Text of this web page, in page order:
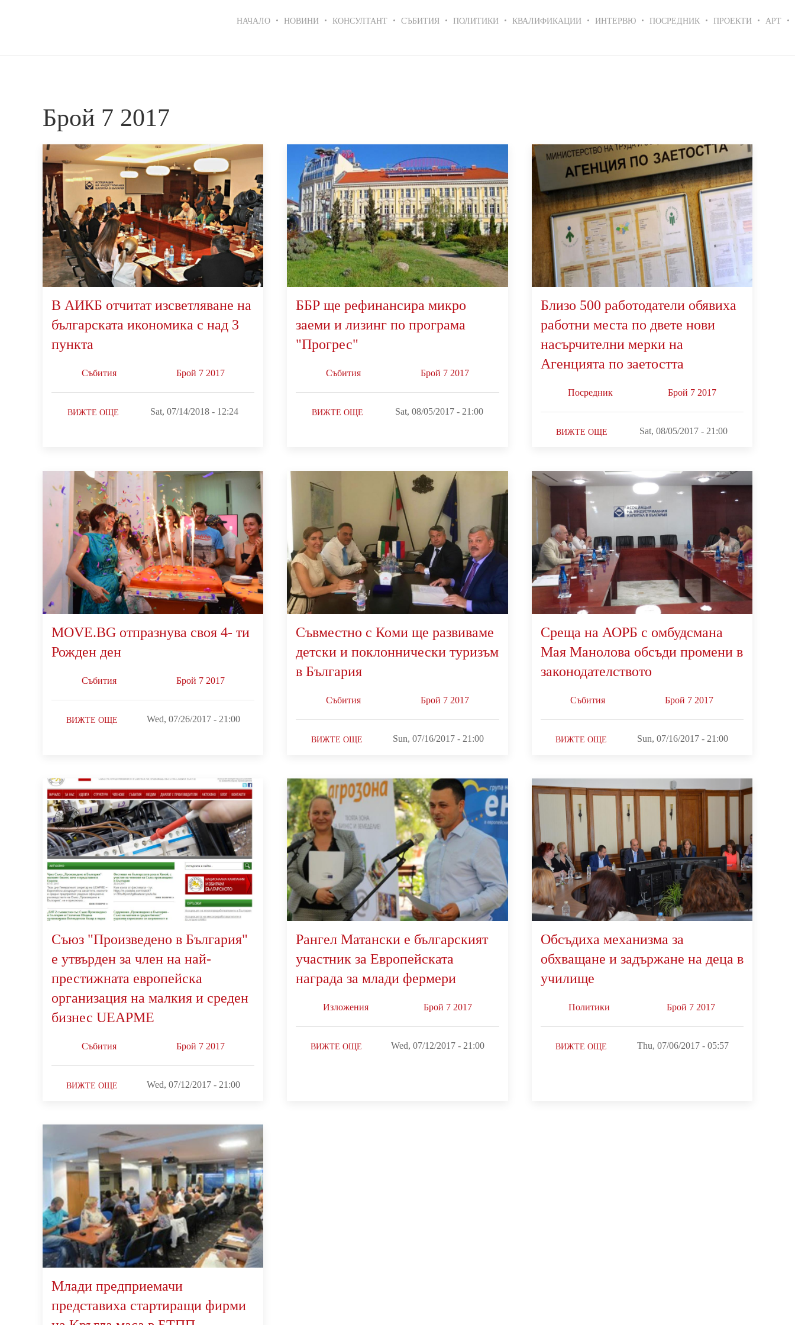
navigation
НАЧАЛО НОВИНИ КОНСУЛТАНТ СЪБИТИЯ ПОЛИТИКИ КВАЛИФИКАЦИИ ИНТЕРВЮ ПОСРЕДНИК ПРОЕКТИ АРТ
Брой 7 2017
В АИКБ отчитат изсветляване на
българската икономика с над 3
пункта
Събития Брой 7 2017
ВИЖТЕ ОЩЕ Sat, 07/14/2018 - 12:24
ББР ще рефинансира микро
заеми и лизинг по програма
"Прогрес"
Събития Брой 7 2017
ВИЖТЕ ОЩЕ Sat, 08/05/2017 - 21:00
Близо 500 работодатели обявиха
работни места по двете нови
насърчителни мерки на
Агенцията по заетостта
Посредник Брой 7 2017
ВИЖТЕ ОЩЕ Sat, 08/05/2017 - 21:00
MOVE.BG отпразнува своя 4- ти
Рожден ден
Събития Брой 7 2017
ВИЖТЕ ОЩЕ Wed, 07/26/2017 - 21:00
Съвместно с Коми ще развиваме
детски и поклоннически туризъм
в България
Събития Брой 7 2017
ВИЖТЕ ОЩЕ Sun, 07/16/2017 - 21:00
Среща на АОРБ с омбудсмана
Мая Манолова обсъди промени в
законодателството
Събития Брой 7 2017
ВИЖТЕ ОЩЕ Sun, 07/16/2017 - 21:00
Съюз "Произведено в България"
е утвърден за член на най-
престижната европейска
организация на малкия и среден
бизнес UEAPME
Събития Брой 7 2017
ВИЖТЕ ОЩЕ Wed, 07/12/2017 - 21:00
Рангел Матански е българският
участник за Европейската
награда за млади фермери
Изложения Брой 7 2017
ВИЖТЕ ОЩЕ Wed, 07/12/2017 - 21:00
Обсъдиха механизма за
обхващане и задържане на деца в
училище
Политики Брой 7 2017
ВИЖТЕ ОЩЕ Thu, 07/06/2017 - 05:57
Млади предприемачи
представиха стартиращи фирми